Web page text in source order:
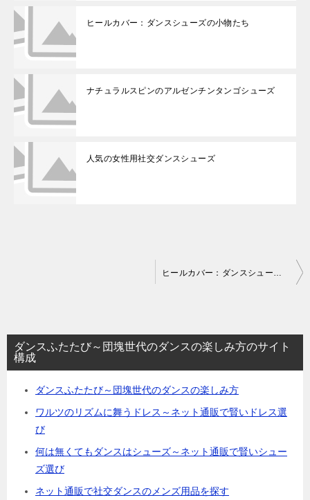
ヒールカバー：ダンスシューズの小物たち
ナチュラルスピンのアルゼンチンタンゴシューズ
人気の女性用社交ダンスシューズ
ビ
ゲ
ヒールカバー：ダンスシューズの小物たち
ダンスふたたび～団塊世代のダンスの楽しみ方のサイト
構成
ダンスふたたび～団塊世代のダンスの楽しみ方
ワルツのリズムに舞うドレス～ネット通販で賢いドレス選
び
何は無くてもダンスはシューズ～ネット通販で賢いシュー
ズ選び
ネット通販で社交ダンスのメンズ用品を探す